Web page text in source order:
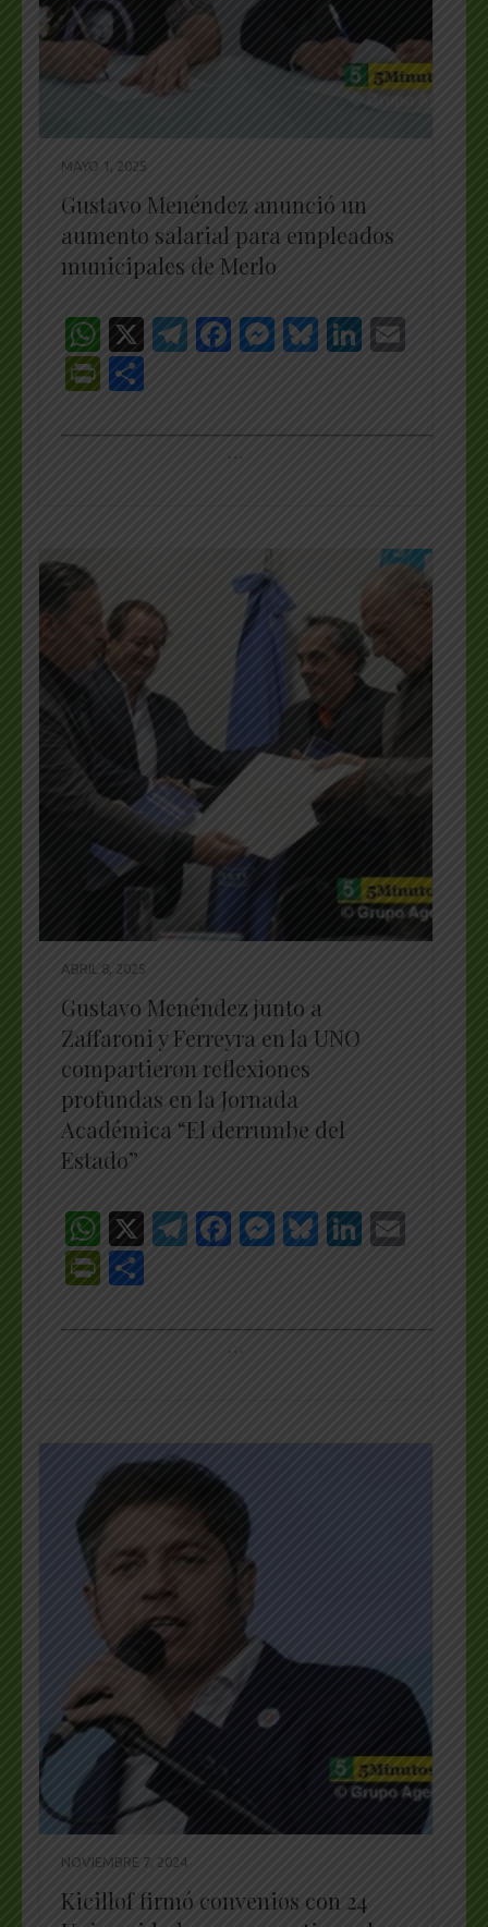
MAYO 1, 2025
Gustavo Menéndez anunció un
aumento salarial para empleados
municipales de Merlo
WhatsApp
X Telegram
Facebook
Messenger
Bluesky
PrintFriendly
…
ABRIL 8, 2025
Gustavo Menéndez junto a
Zaffaroni y Ferreyra en la UNO
compartieron reflexiones
profundas en la Jornada
Académica “El derrumbe del
Estado”
WhatsApp
X Telegram
Facebook
Messenger
Bluesky
PrintFriendly
…
NOVIEMBRE 7, 2024
Kicillof firmó convenios con 24